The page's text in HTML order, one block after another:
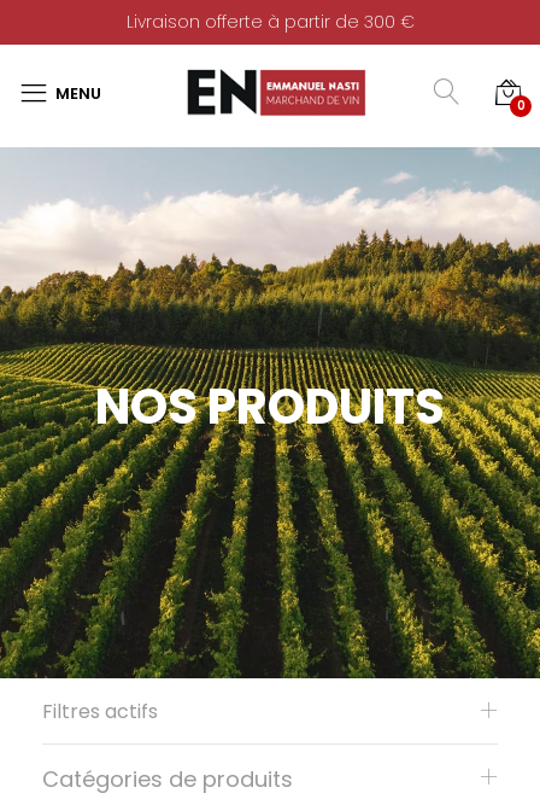
Livraison offerte à partir de 300 €
0
NOS PRODUITS
Filtres actifs
Catégories de produits